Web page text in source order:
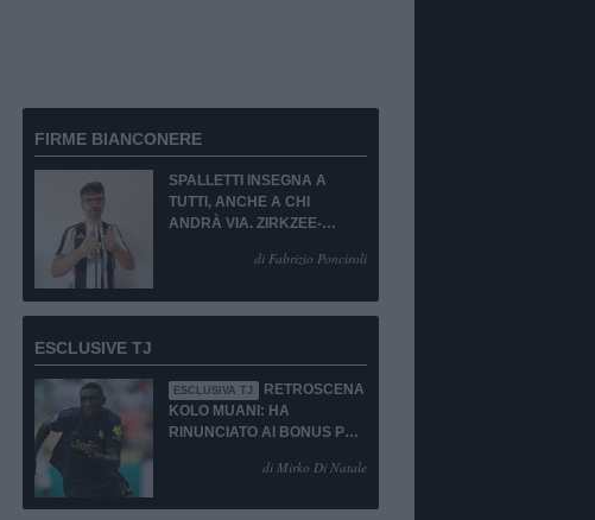
FIRME BIANCONERE
SPALLETTI INSEGNA A
TUTTI, ANCHE A CHI
ANDRÀ VIA. ZIRKZEE-
di Fabrizio Ponciroli
ESCLUSIVE TJ
ESCLUSIVA TJ
RETROSCENA
KOLO MUANI: HA
RINUNCIATO AI BONUS PUR
di Mirko Di Natale